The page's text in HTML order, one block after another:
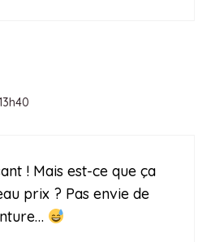
! Mais est-ce que ça
prix ? Pas envie de